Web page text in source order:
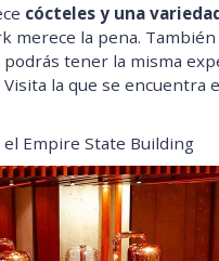
cócteles y una
merece la pena.
tener la misma
la que se encuentra
Empire State Building